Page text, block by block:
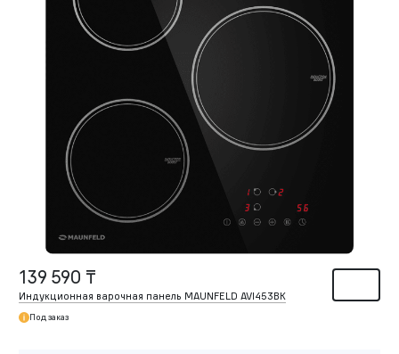
139 590 ₸
Индукционная варочная панель MAUNFELD AVI453BK
Под заказ